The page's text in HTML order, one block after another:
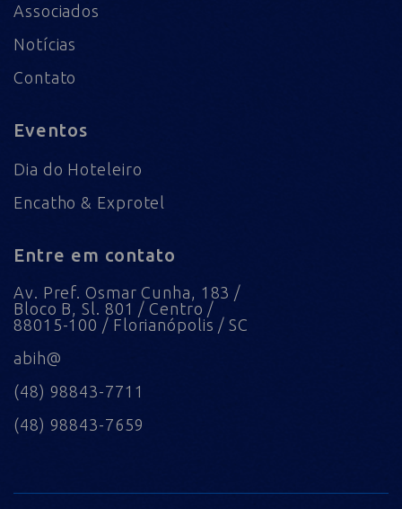
Associados
Notícias
Contato
Eventos
Dia do Hoteleiro
Encatho & Exprotel
Entre em contato
Av. Pref. Osmar Cunha, 183 /
Bloco B, Sl. 801 / Centro /
88015-100 / Florianópolis / SC
abih@
(48) 98843-7711
(48) 98843-7659